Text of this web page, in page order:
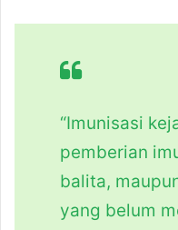
“Imunisasi
pemberian
balita,
yang belum